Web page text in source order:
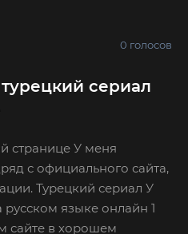
0 голосов
сериал
странице У меня
с официального сайта,
Турецкий сериал У
языке онлайн 1
сайте в хорошем